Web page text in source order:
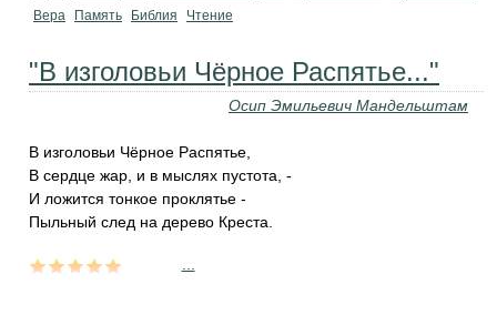
Вера
Память Библия Чтение
"В изголовьи Чёрное Распятье..."
Осип Эмильевич Мандельштам
В изголовьи Чёрное Распятье,
В сердце жар, и в мыслях пустота, -
И ложится тонкое проклятье -
Пыльный след на дерево Креста.